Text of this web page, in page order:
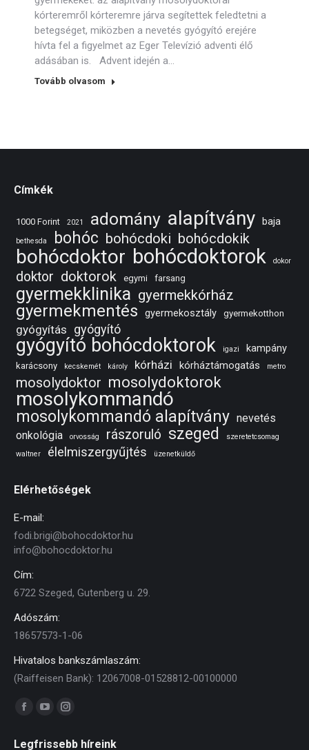
kórteremről kórteremre járva segítettek feledtetni a
betegséget, miközben a nevetés gyógyító erejére
hívta fel a figyelmet az Eger Televízió adventi élő
adásában is. Advent idején a…
Tovább olvasom
Címkék
1000 Forint 2021 adomány alapítvány baja
bethesda bohóc bohócdoki bohócdokik
bohócdoktor bohócdoktorok dokor
doktor doktorok egymi farsang
gyermekklinika gyermekkórház
gyermekmentés gyermekosztály gyermekotthon
gyógyítás gyógyító
gyógyító bohócdoktorok igazi kampány
karácsony kecskemét károly kórházi kórháztámogatás metro
mosolydoktor mosolydoktorok
mosolykommandó
mosolykommandó alapítvány nevetés
onkológia
orvosság rászoruló szeged
szeretetcsomag
waltner
élelmiszergyűjtés üzenetküldő
Elérhetőségek
E-mail:
fodi.brigi@bohocdoktor.hu
info@bohocdoktor.hu
Cím:
6722 Szeged, Gutenberg u. 29.
Adószám:
18657573-1-06
Hivatalos bankszámlaszám:
(Raiffeisen Bank): 12067008-01528812-00100000
Find us on:
Facebook
YouTubeInstagram
Legfrissebb híreink